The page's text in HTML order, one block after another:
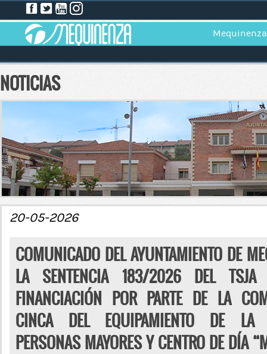
Mequinenza
NOTICIAS
20-05-2026
COMUNICADO DEL AYUNTAMIENTO DE
LA SENTENCIA 183/2026 DEL TSJA
FINANCIACIÓN POR PARTE DE LA
CINCA DEL EQUIPAMIENTO DE LA
PERSONAS MAYORES Y CENTRO DE DÍA